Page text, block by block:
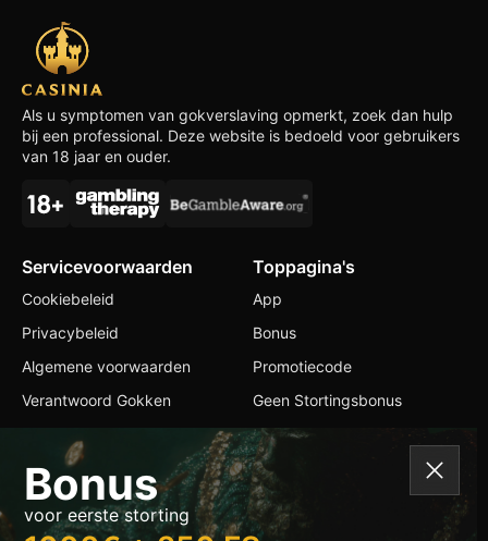
Bonus
voor eerste storting
Als u symptomen van gokverslaving opmerkt, zoek dan hulp
bij een professional. Deze website is bedoeld voor gebruikers
van 18 jaar en ouder.
Servicevoorwaarden
Cookiebeleid
Privacybeleid
Algemene voorwaarden
Verantwoord Gokken
Toppagina's
App
Bonus
Promotiecode
Geen Stortingsbonus
Contacten
+1 514 766 6210
info@casiniaslots.com